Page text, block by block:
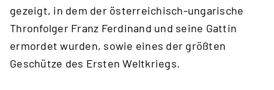
gezeigt, in dem der österreichisch-ungarische
Thronfolger Franz Ferdinand und seine Gattin
ermordet wurden, sowie eines der größten
Geschütze des Ersten Weltkriegs.